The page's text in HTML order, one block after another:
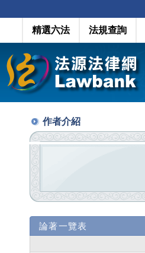
精選六法 法規查詢
作者介紹
論著一覽表